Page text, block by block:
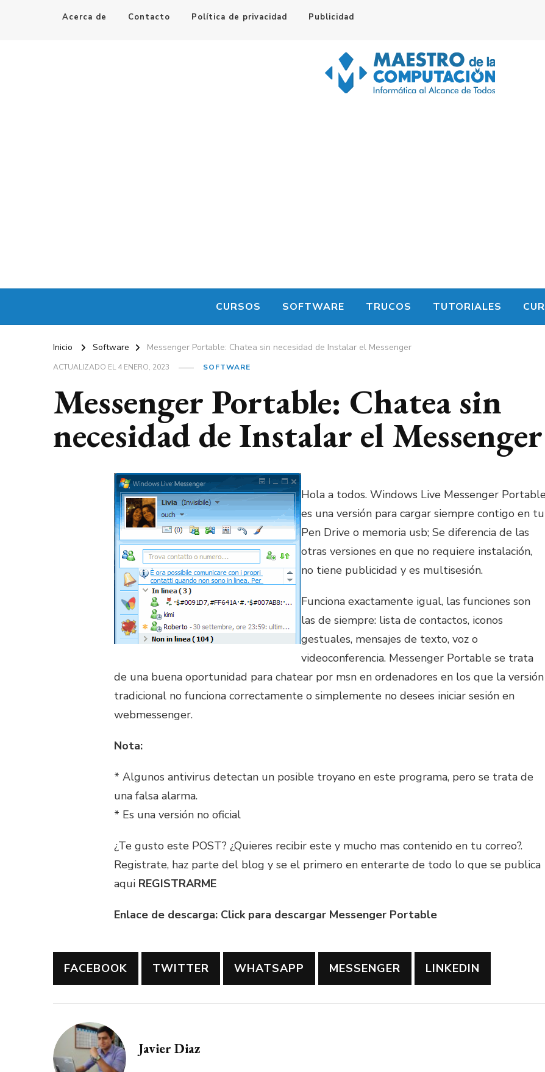
Acerca de Contacto Política de privacidad Publicidad
CURSOS SOFTWARE TRUCOS TUTORIALES
Inicio Software Messenger Portable: Chatea sin necesidad de Instalar el Messenger
ACTUALIZADO EL4 ENERO, 2023 SOFTWARE
Messenger Portable: Chatea sin
necesidad de Instalar el Messenger
Hola a todos. Windows Live Messenger
es una versión para cargar siempre contigo en tu
Pen Drive o memoria usb; Se diferencia de las
otras versiones en que no requiere instalación,
no tiene publicidad y es multisesión.
Funciona exactamente igual, las funciones son
las de siempre: lista de contactos, iconos
gestuales, mensajes de texto, voz o
videoconferencia. Messenger Portable se trata
de una buena oportunidad para chatear por msn en ordenadores en los que la versión
tradicional no funciona correctamente o simplemente no desees iniciar sesión en
webmessenger.
Nota:
* Algunos antivirus detectan un posible troyano en este programa, pero se trata de
una falsa alarma.
* Es una versión no oficial
¿Te gusto este POST? ¿Quieres recibir este y mucho mas contenido en tu correo?.
Registrate, haz parte del blog y se el primero en enterarte de todo lo que se publica
aqui REGISTRARME
Enlace de descarga: Click para descargar Messenger Portable
FACEBOOK TWITTER WHATSAPP MESSENGER LINKEDIN
Javier Diaz